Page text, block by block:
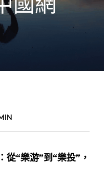
從“樂游”到“樂投”，